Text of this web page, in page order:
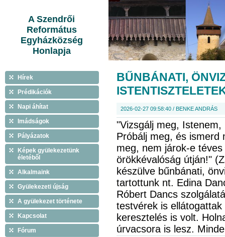
A Szendrői
Református
Egyházközség
Honlapja
Hírek
Prédikációk
Napi áhítat
Imádságok
Pályázatok
Képek gyülekezetünk
életéből
Alkalmaink
Gyülekezeti újság
A gyülekezet története
Kapcsolat
Fórum
BŰNBÁNATI,
2026-02-27 09:58:40 / BENKE ANDRÁS
"Vizsgálj meg,
Próbálj meg, és ismerd
meg, nem járok-e
örökkévalóság útján!"
készülve bűnbánati,
tartottunk nt. Edina
Róbert Dancs
testvérek is
keresztelés is volt.
úrvacsora is lesz.